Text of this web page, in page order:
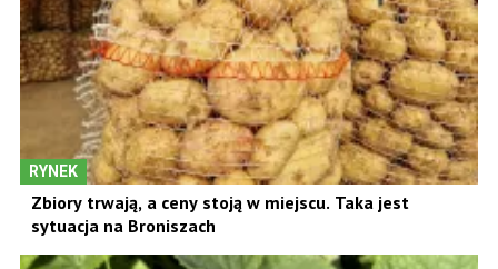
RYNEK
Zbiory trwają, a ceny stoją w miejscu. Taka jest
sytuacja na Broniszach